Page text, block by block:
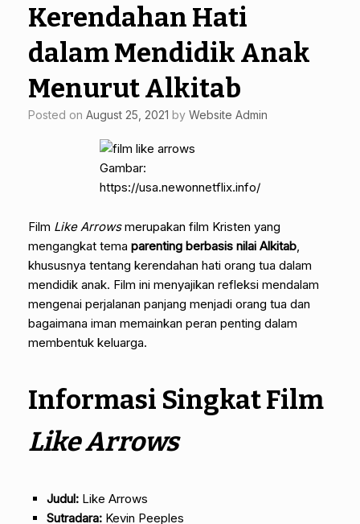
Kerendahan Hati
dalam Mendidik Anak
Menurut Alkitab
Posted on August 25, 2021 by Website Admin
Gambar:
https://usa.newonnetflix.info/
Film Like Arrowsmerupakan film Kristen yang
mengangkat tema parenting berbasis nilai Alkitab
khususnya tentang kerendahan hati orang tua dalam
mendidik anak. Film ini menyajikan refleksi mendalam
mengenai perjalanan panjang menjadi orang tua dan
bagaimana iman memainkan peran penting dalam
membentuk keluarga.
Informasi Singkat Film
Like Arrows
Judul:Like Arrows
Sutradara:Kevin Peeples